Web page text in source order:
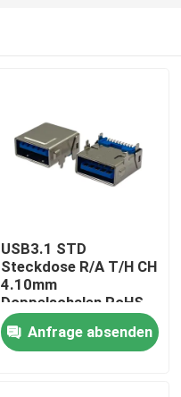
USB3.1 STD
Steckdose R/A T/H CH
4.10mm
Doppelschalen RoHS-
konform und frei von
Hoalogen
Anfrage absenden